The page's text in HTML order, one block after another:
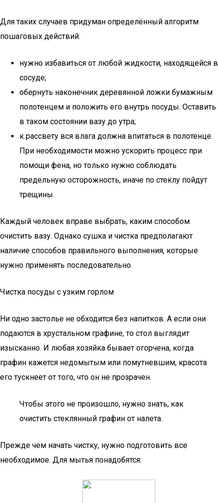
Для таких случаев придуман определённый алгоритм
пошаговых действий:
нужно избавиться от любой жидкости, находящейся в
сосуде;
обернуть наконечник деревянной ложки бумажным
полотенцем и положить его внутрь посуды. Оставить
в таком состоянии вазу до утра;
к рассвету вся влага должна впитаться в полотенце.
При необходимости можно ускорить процесс при
помощи фена, но только нужно соблюдать
предельную осторожность, иначе по стеклу пойдут
трещины.
Каждый человек вправе выбрать, каким способом
очистить вазу. Однако сушка и чистка предполагают
наличие способов правильного выполнения, которые
нужно применять последовательно.
Чистка посуды с узким горлом
Ни одно застолье не обходится без напитков. А если они
подаются в хрустальном графине, то стол выглядит
изысканно. И любая хозяйка бывает огорчена, когда
графин кажется недомытым или помутневшим, красота
его тускнеет от того, что он не прозрачен.
Чтобы этого не произошло, нужно знать, как
очистить стеклянный графин от налета.
Прежде чем начать чистку, нужно подготовить все
необходимое. Для мытья понадобятся: